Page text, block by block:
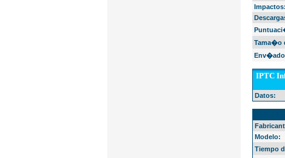
Impactos:
Tama�o
IPTC
Datos:
Modelo:
Tiempo